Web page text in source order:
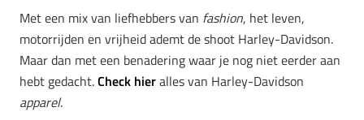
Met een mix van liefhebbers van fashion, het leven,
motorrijden en vrijheid ademt de shoot Harley-Davidson.
Maar dan met een benadering waar je nog niet eerder aan
hebt gedacht.Check hieralles van Harley-Davidson
apparel.